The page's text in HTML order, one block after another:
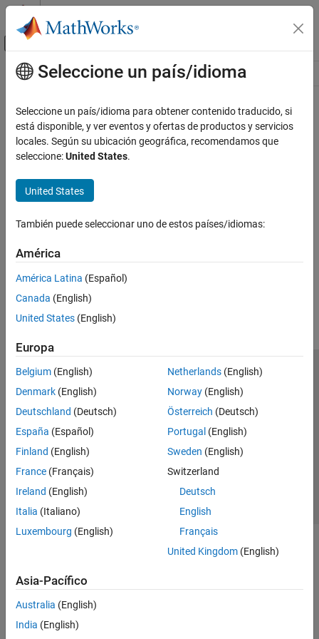
Saltar al contenido
Mostrar/ocultar menú de navegación
Recurso
Contenido principal
Seleccione un país/idioma
Seleccione un país/idioma para obtener contenido traducido, si
está disponible, y ver eventos y ofertas de productos y servicios
locales. Según su ubicación geográfica, recomendamos que
seleccione:United States.
United States
También puede seleccionar uno de estos países/idiomas:
América
América Latina (Español)
Canada (English)
United States (English)
Europa
Belgium (English)
Denmark (English)
Deutschland (Deutsch)
España (Español)
Finland (English)
France (Français)
Ireland (English)
Italia (Italiano)
Luxembourg (English)
Netherlands(English)
Norway(English)
Österreich (Deutsch)
Portugal (English)
Sweden (English)
Switzerland
Deutsch
English
Français
United Kingdom(English)
Asia-Pacífico
Australia (English)
India (English)
Centro de confianza
Marcas comerciales
Política de privacidad
Antipiratería
Estado de las aplicaciones
Información de contacto
© 1994-2026 The MathWorks, Inc.
Seleccione un país/